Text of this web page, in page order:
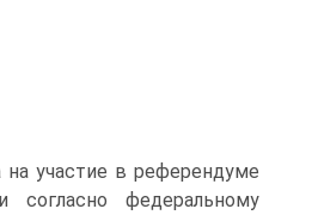
на участие в референдуме
согласно федеральному